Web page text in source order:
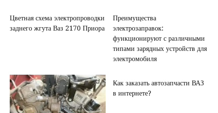
Цветная схема электропроводки
заднего жгута Ваз 2170 Приора
Преимущества
электрозаправок:
функционируют с различными
типами зарядных устройств для
электромобиля
Как заказать автозапчасти ВАЗ
в интернете?